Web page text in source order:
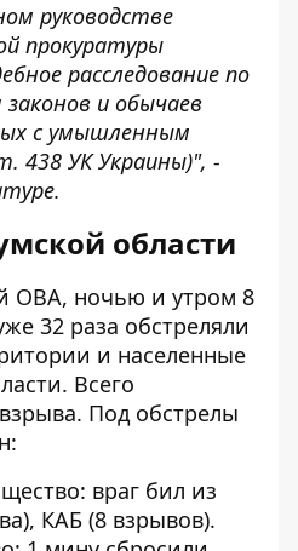
руководстве
прокуратуры
расследование по
и обычаев
с умышленным
438 УК Украины)", -
области
ОВА, ночью и утром 8
32 раза обстреляли
и населенные
Всего
Под обстрелы
враг бил из
КАБ (8 взрывов).